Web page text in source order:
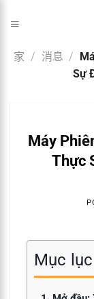
家 / 消息 /
Sự
Máy
Thực
Mục lục